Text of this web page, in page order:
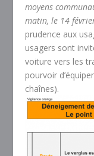
moyens
matin, le 14
prudence aux
usagers sont
voiture vers les
pourvoir
chaînes).